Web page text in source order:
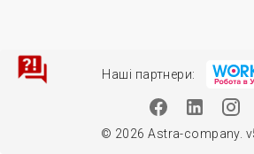
Наші партнери:
© 2026 Astra-company.